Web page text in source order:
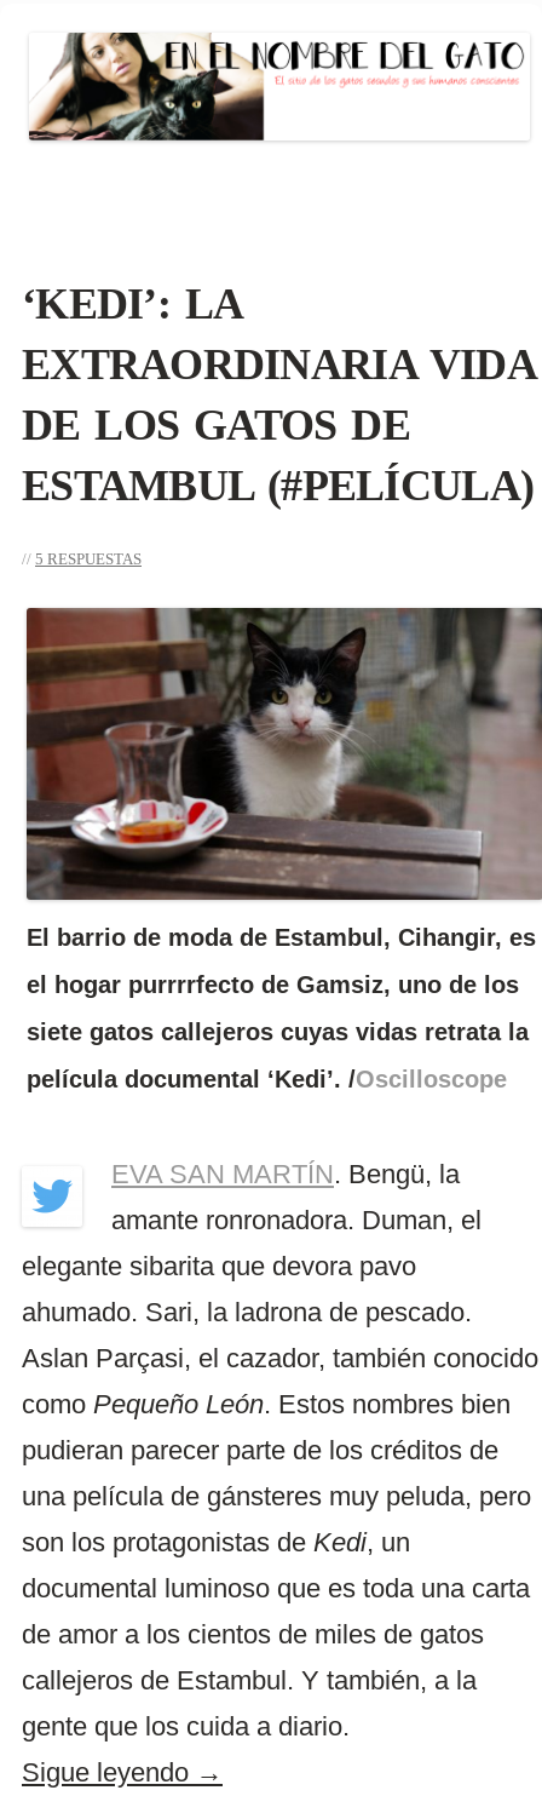
El sitio de las personas con gato (s)
conscientes
‘KEDI’: LA
EXTRAORDINARIA VIDA
DE LOS GATOS DE
ESTAMBUL (#PELÍCULA)
5 RESPUESTAS
El barrio de moda de Estambul, Cihangir, es
el hogar purrrrfecto de Gamsiz, uno de los
siete gatos callejeros cuyas vidas retrata la
película documental ‘Kedi’. /Oscilloscope
EVA SAN MARTÍN. Bengü, la
amante ronronadora. Duman, el
elegante sibarita que devora pavo
ahumado. Sari, la ladrona de pescado.
Aslan Parçasi, el cazador, también conocido
como Pequeño León. Estos nombres bien
pudieran parecer parte de los créditos de
una película de gánsteres muy peluda, pero
son los protagonistas de Kedi, un
documental luminoso que es toda una carta
de amor a los cientos de miles de gatos
callejeros de Estambul. Y también, a la
gente que los cuida a diario.
Sigue leyendo →